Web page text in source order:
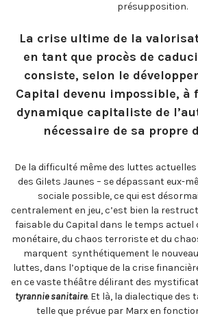
présupposition.
La crise ultime de la
en tant que procès de
consiste, selon le
Capital devenu impossible, à
dynamique capitaliste de
nécessaire de sa propre
De la difficulté même des luttes
des Gilets Jaunes – se dépassant eux-
sociale possible, ce qui est
centralement en jeu, c’est bien la
faisable du Capital dans le temps actuel
monétaire, du chaos terroriste et du
marquent synthétiquement le
luttes, dans l’optique de la crise
en ce vaste théâtre délirant des
tyrannie sanitaire. Et là, la dialectique des
telle que prévue par Marx en